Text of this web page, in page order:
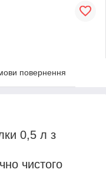
повернення
0,5 л з
чистого